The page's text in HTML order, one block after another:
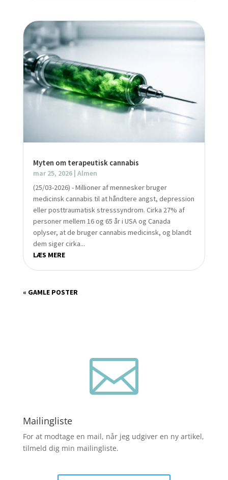
Myten om terapeutisk cannabis
mar 25, 2026| Almen
(25/03-2026) - Millioner af mennesker bruger
medicinsk cannabis til at håndtere angst, depression
eller posttraumatisk stresssyndrom. Cirka 27% af
personer mellem 16 og 65 år i USA og Canada
oplyser, at de bruger cannabis medicinsk, og blandt
dem siger cirka...
LÆS MERE
« GAMLE POSTER

Mailingliste
For at modtage en mail, når jeg udgiver en ny artikel,
tilmeld dig min mailingliste.